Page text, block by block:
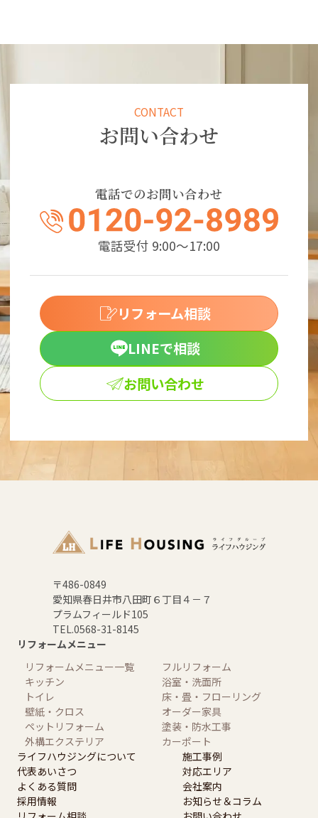
CONTACT
お問い合わせ
電話でのお問い合わせ
電話受付 9:00～17:00
リフォーム相談
LINEで相談
お問い合わせ
〒486-0849
愛知県春日井市八田町６丁目４－７
プラムフィールド105
TEL.0568-31-8145
リフォームメニュー
リフォームメニュー一覧
フルリフォーム
キッチン
浴室・洗面所
トイレ
床・畳・フローリング
壁紙・クロス
オーダー家具
ペットリフォーム
塗装・防水工事
外構エクステリア
カーポート
ライフハウジングについて
施工事例
代表あいさつ
対応エリア
よくある質問
会社案内
採用情報
お知らせ＆コラム